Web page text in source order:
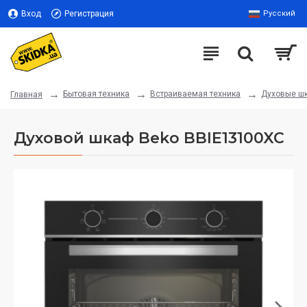
Вход Регистрация Русский
Главная Бытовая техника Встраиваемая техника Духовые
Духовой шкаф Beko BBIE13100XC